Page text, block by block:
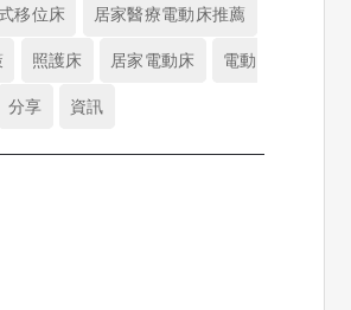
移位床
居家醫療電動床推薦
照護床 居家電動床
電動
分享 資訊